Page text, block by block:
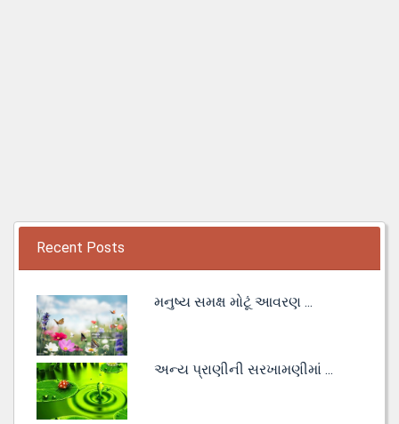
Recent Posts
મનુષ્ય સમક્ષ મોટૂં આવરણ ...
અન્ય પ્રાણીની સરખામણીમાં ...